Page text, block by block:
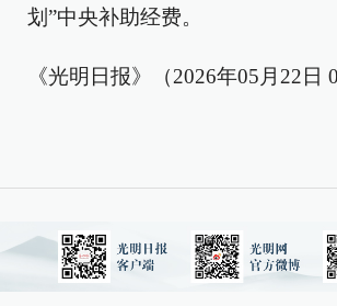
划”中央补助经费。
《光明日报》（2026年05月22日